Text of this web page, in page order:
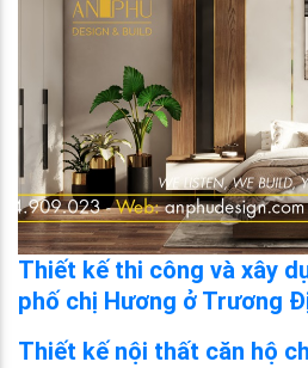
Thiết kế thi công và xây
phố chị Hương ở Trương
Thiết kế nội thất căn hộ